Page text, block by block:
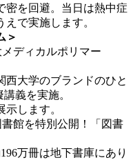
密を回避。当日は熱中症
で実施します。
＞
ディカルポリマー
大学のブランドのひと
義を実施。
します。
館を特別公開！「図書
万冊は地下書庫にあり